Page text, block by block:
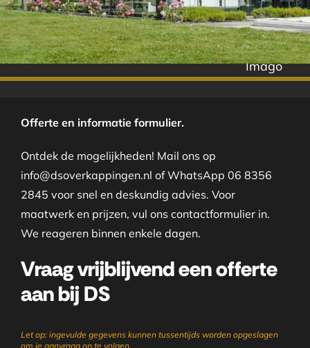
Imago
Offerte en informatie formulier.
Ontdek de mogelijkheden! Mail ons op
info@dsoverkappingen.nl of WhatsApp 06 8356
2845 voor snel en deskundig advies. Voor
maatwerk en prijzen, vul ons contactformulier in.
We reageren binnen enkele dagen.
Vraag vrijblijvend een offerte
aan bij DS
Let op: ingevulde gegevens kunnen tussentijds worden opgeslagen
om je aanvraag op te volgen.